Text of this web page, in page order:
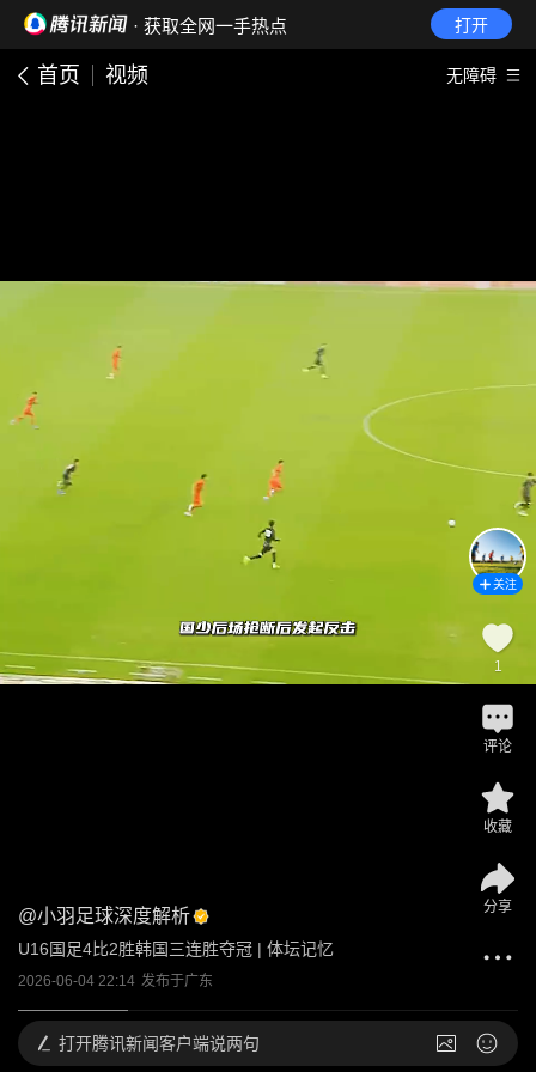
· 获取全网一手热点 打开
首页 视频 无障碍
@小羽足球深度解析
U16国足4比2胜韩国三连胜夺冠 | 体坛记忆
2026-06-04 22:14 发布于广东
关注
1
评论
收藏
分享
打开腾讯新闻客户端说两句